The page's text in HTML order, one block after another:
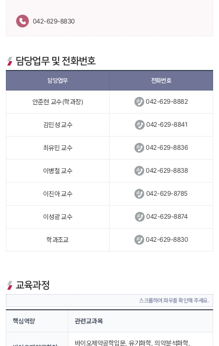
042-629-8830
담당업무 및 전화번호
담당업무 전화번호
안준현 교수(학과장) 042-629-8882
김민성 교수 042-629-8841
최유민 교수 042-629-8836
이병철 교수 042-629-8838
이진아 교수 042-629-8785
이성광 교수 042-629-8874
학과조교 042-629-8830
교육과정
스크롤하여 좌우를 확인해 주세요.
핵심역량 관련교과목
바이오제약공학입문, 유기화학, 의약분석화학,